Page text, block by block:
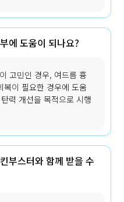
에 도움이 되나요?
고민인 경우, 여드름 흉
복이 필요한 경우에 도움
력 개선을 목적으로 시행
부스터와 함께 받을 수